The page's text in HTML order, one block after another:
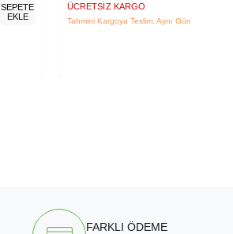
SEPETE
EKLE
ÜCRETSIZ KARGO
Tahmini Kargoya Teslim: Aynı Gün
FARKLI ÖDEME